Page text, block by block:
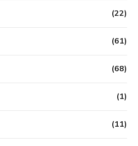
(22)
(61)
(68)
(1)
(11)